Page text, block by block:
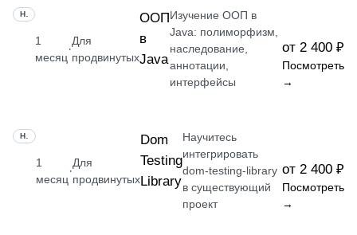
НАВЫК
1
месяц
·
Для
продвинутых
ООП
в
Java
Изучение ООП в
Java: полиморфизм,
наследование,
аннотации,
интерфейсы
от 2 400 ₽
Посмотреть
→
1
месяц
·
Для
продвинутых
Dom
Testing
Library
Научитесь
интегрировать
dom-testing-library
в существующий
проект
от 2 400 ₽
Посмотреть
→